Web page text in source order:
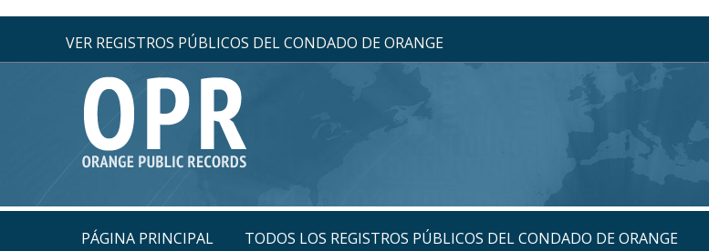
VER REGISTROS PÚBLICOS DEL CONDADO DE ORANGE
PÁGINA PRINCIPAL TODOS LOS REGISTROS PÚBLICOS DEL CONDADO DE ORANGE